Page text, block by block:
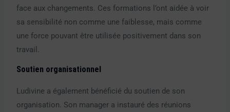
face aux changements. Ces formations l’ont aidée à voir
sa sensibilité non comme une faiblesse, mais comme
une force pouvant être utilisée positivement dans son
travail.
Soutien organisationnel
Ludivine a également bénéficié du soutien de son
organisation. Son manager a instauré des réunions